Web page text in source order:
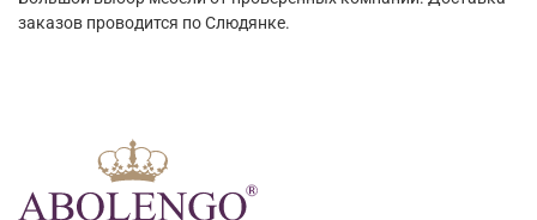
заказов проводится по Слюдянке.